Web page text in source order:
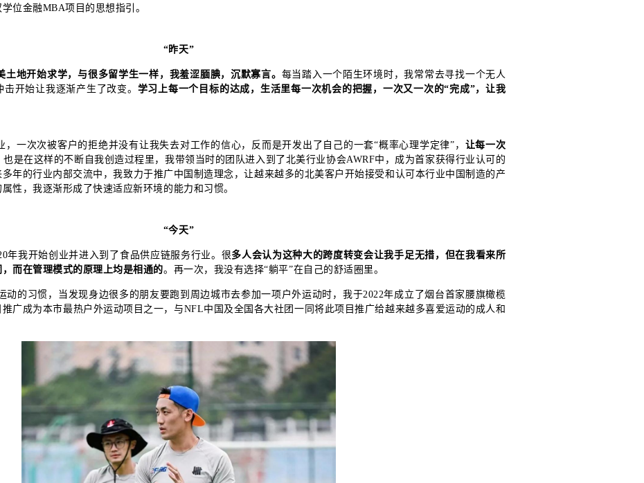
位金融MBA项目的思想指引。
“昨天”
土地开始求学，与很多留学生一样，我羞涩腼腆，沉默寡言。 每当踏入一个陌生环境时，我常常去寻找一个无人
开始让我逐渐产生了改变。 学习上每一个目标的达成，生活里每一次机会的把握，一次又一次的“完成”，让我
，一次次被客户的拒绝并没有让我失去对工作的信心，反而是开发出了自己的一套“概率心理学定律”， 让每一次
也是在这样的不断自我创造过程里，我带领当时的团队进入到了北美行业协会AWRF中，成为首家获得行业认可的
年的行业内部交流中，我致力于推广中国制造理念，让越来越多的北美客户开始接受和认可本行业中国制造的产
性，我逐渐形成了快速适应新环境的能力和习惯。
“今天”
年我开始创业并进入到了食品供应链服务行业。很多人会认为这种大的跨度转变会让我手足无措，但在我看来所
而在管理模式的原理上均是相通的。再一次，我没有选择“躺平”在自己的舒适圈里。
动的习惯，当发现身边很多的朋友要跑到周边城市去参加一项户外运动时，我于2022年成立了烟台首家腰旗橄榄
广成为本市最热户外运动项目之一，与NFL中国及全国各大社团一同将此项目推广给越来越多喜爱运动的成人和